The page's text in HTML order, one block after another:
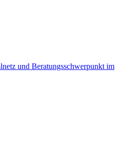
und Beratungsschwerpunkt im